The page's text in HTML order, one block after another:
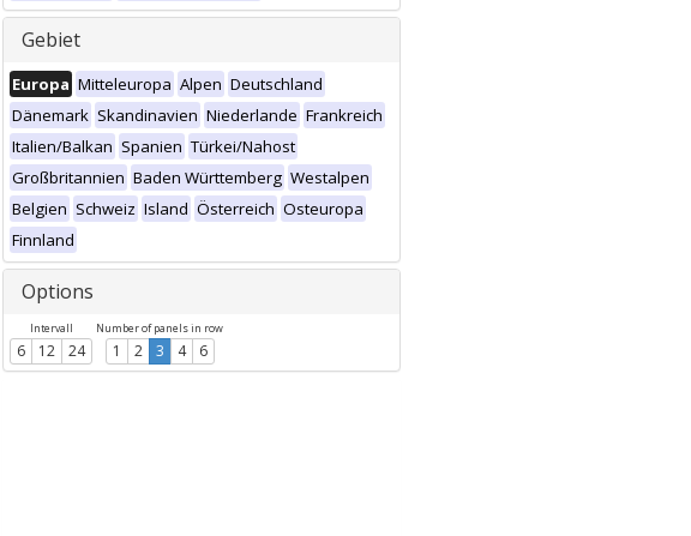
Gebiet
Europa Mitteleuropa Alpen Deutschland
Dänemark Skandinavien Niederlande Frankreich
Italien/Balkan Spanien Türkei/Nahost
Großbritannien Baden Württemberg Westalpen
Belgien Schweiz Island Österreich Osteuropa
Finnland
Options
Intervall
6 12 24
Number of panels in row
1 2 3 4 6